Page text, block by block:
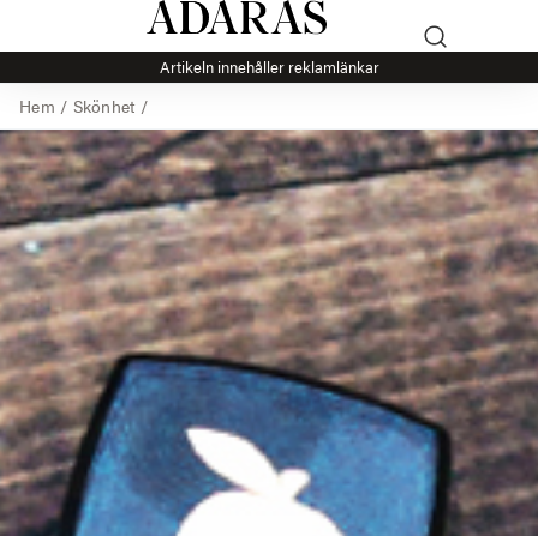
Artikeln innehåller reklamlänkar
Hem / Skönhet/